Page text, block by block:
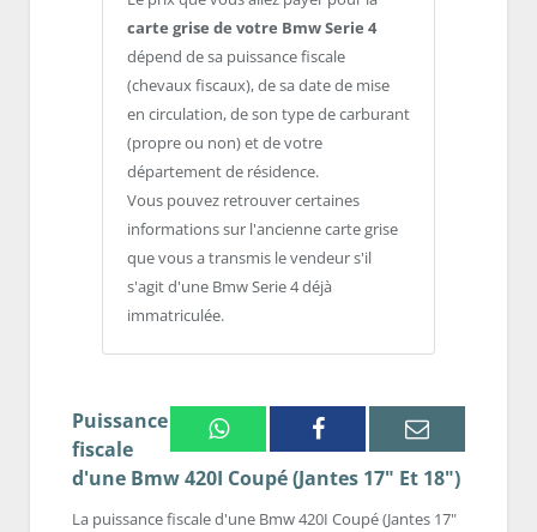
carte grise de votre Bmw Serie 4
dépend de sa puissance fiscale
(chevaux fiscaux), de sa date de mise
en circulation, de son type de carburant
(propre ou non) et de votre
département de résidence.
Vous pouvez retrouver certaines
informations sur l'ancienne carte grise
que vous a transmis le vendeur s'il
s'agit d'une Bmw Serie 4 déjà
immatriculée.
WhatsappFacebook Email
Puissance
fiscale
d'une Bmw 420I Coupé (Jantes 17" Et 18")
La puissance fiscale d'une Bmw 420I Coupé (Jantes 17"